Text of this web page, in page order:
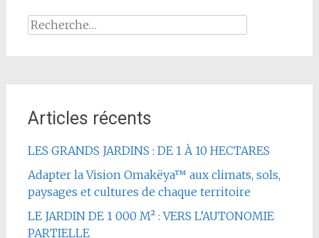
Rechercher :
Articles récents
LES GRANDS JARDINS : DE 1 À 10 HECTARES
Adapter la Vision Omakëya™ aux climats, sols,
paysages et cultures de chaque territoire
LE JARDIN DE 1 000 M² : VERS L’AUTONOMIE
PARTIELLE